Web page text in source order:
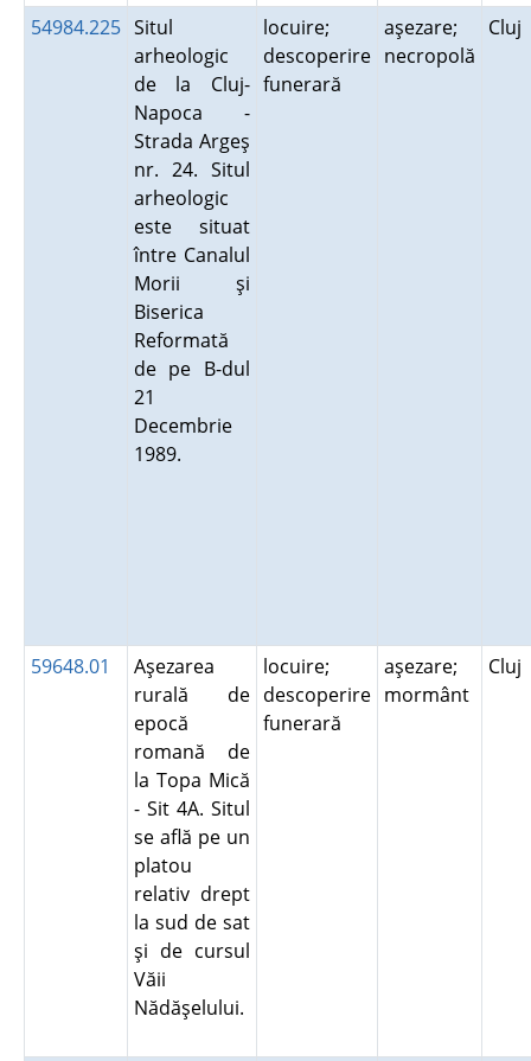
54984.225 Situl
arheologic
de la Cluj-
Napoca -
Strada Argeş
nr. 24. Situl
arheologic
este situat
între Canalul
Morii şi
Biserica
Reformată
de pe B-dul
21
Decembrie
1989.
locuire;
descoperire
funerară
aşezare;
necropolă
Cluj
59648.01
Aşezarea
rurală de
epocă
romană de
la Topa Mică
- Sit 4A. Situl
se află pe un
platou
relativ drept
la sud de sat
şi de cursul
Văii
Nădăşelului.
locuire;
descoperire
funerară
aşezare;
mormânt
Cluj